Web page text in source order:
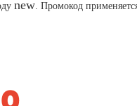
new. Промокод